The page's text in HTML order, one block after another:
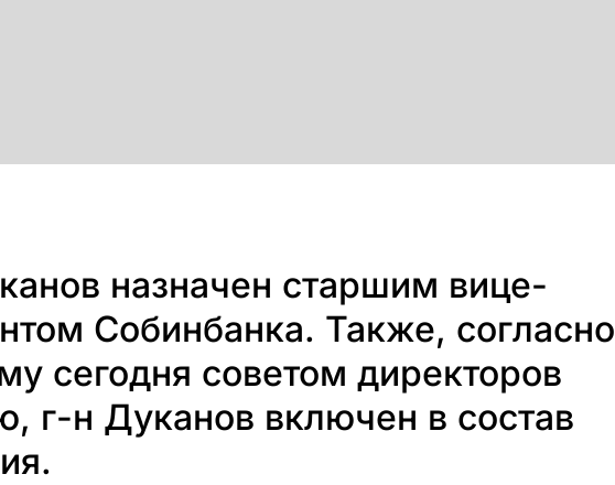
назначен старшим вице-
Собинбанка. Также, согласно
сегодня советом директоров
г-н Дуканов включен в состав